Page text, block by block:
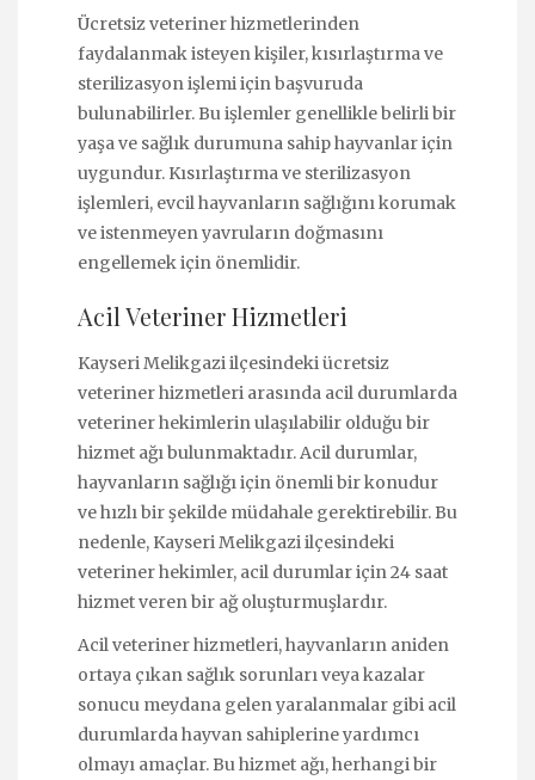
Ücretsiz veteriner hizmetlerinden
faydalanmak isteyen kişiler, kısırlaştırma ve
sterilizasyon işlemi için başvuruda
bulunabilirler. Bu işlemler genellikle belirli bir
yaşa ve sağlık durumuna sahip hayvanlar için
uygundur. Kısırlaştırma ve sterilizasyon
işlemleri, evcil hayvanların sağlığını korumak
ve istenmeyen yavruların doğmasını
engellemek için önemlidir.
Acil Veteriner Hizmetleri
Kayseri Melikgazi ilçesindeki ücretsiz
veteriner hizmetleri arasında acil durumlarda
veteriner hekimlerin ulaşılabilir olduğu bir
hizmet ağı bulunmaktadır. Acil durumlar,
hayvanların sağlığı için önemli bir konudur
ve hızlı bir şekilde müdahale gerektirebilir. Bu
nedenle, Kayseri Melikgazi ilçesindeki
veteriner hekimler, acil durumlar için 24 saat
hizmet veren bir ağ oluşturmuşlardır.
Acil veteriner hizmetleri, hayvanların aniden
ortaya çıkan sağlık sorunları veya kazalar
sonucu meydana gelen yaralanmalar gibi acil
durumlarda hayvan sahiplerine yardımcı
olmayı amaçlar. Bu hizmet ağı, herhangi bir